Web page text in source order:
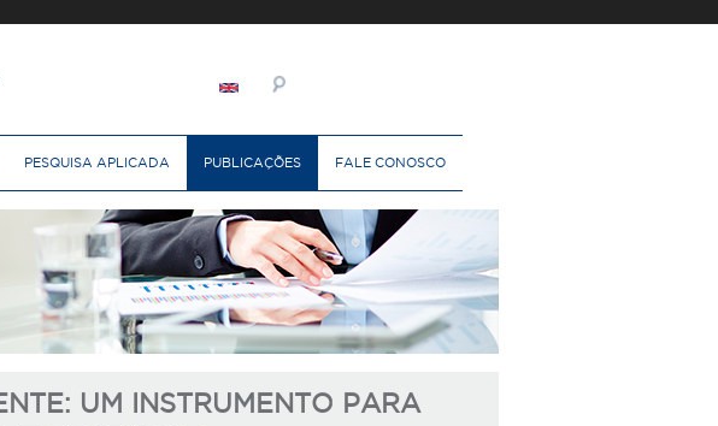
PESQUISA APLICADA PUBLICAÇÕES FALE CONOSCO
UM INSTRUMENTO PARA